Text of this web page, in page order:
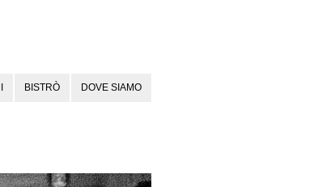
BISTRÒ DOVE SIAMO